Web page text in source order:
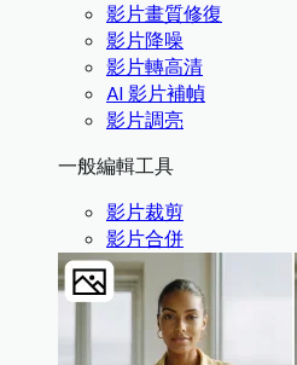
影片畫質修復
影片降噪
影片轉高清
AI 影片補幀
影片調亮
一般編輯工具
影片裁剪
影片合併